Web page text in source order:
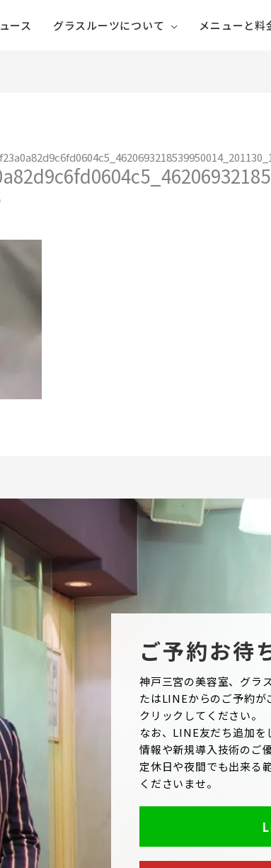
ース グラスルーツについて メニューと料
ご予約お待
神戸三宮の美容室、グラ
たはLINEからのご予約が
クリックしてください。
なお、LINE友だち追加
情報や新規導入技術のご
定休日や夜間でも出来る
くださいませ。